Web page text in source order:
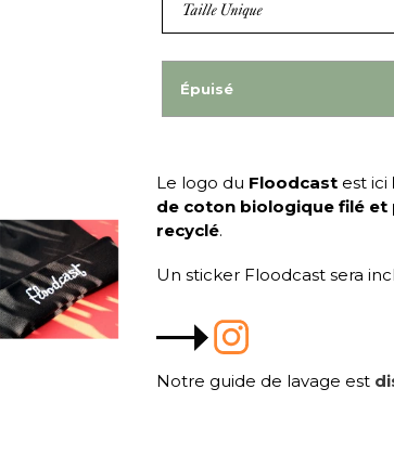
Épuisé
Le logo du Floodcast est ici
de coton biologique filé et
recyclé.
Un sticker Floodcast sera
Notre guide de lavage est